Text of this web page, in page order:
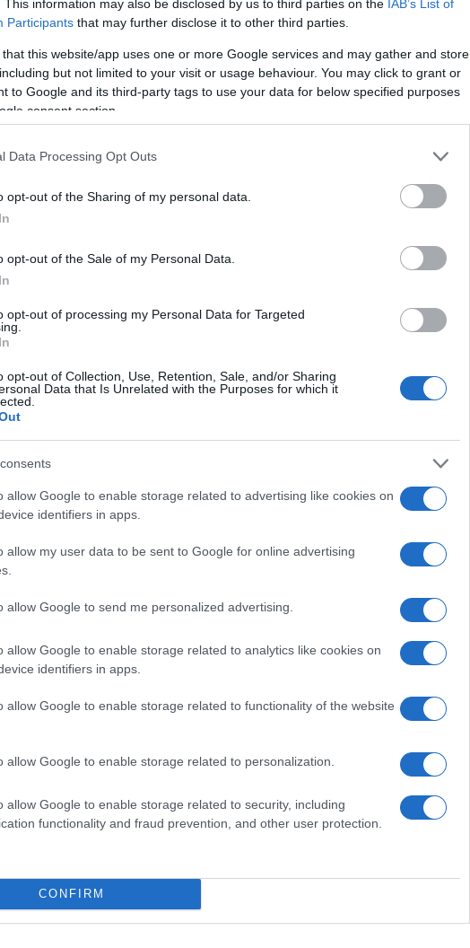
This information may also be disclosed by us to third parties on the IAB’s List of
Participants that may further disclose it to other third parties.
that this website/app uses one or more Google services and may gather and store
but not limited to your visit or usage behaviour. You may click to grant or
to Google and its third-party tags to use your data for below specified purposes
consent section.
Data Processing Opt Outs
opt-out of the Sharing of my personal data.
opt-out of the Sale of my Personal Data.
opt-out of processing my Personal Data for Targeted
opt-out of Collection, Use, Retention, Sale, and/or Sharing
Data that Is Unrelated with the Purposes for which it
allow Google to enable storage related to advertising like cookies on
identifiers in apps.
allow my user data to be sent to Google for online advertising
allow Google to send me personalized advertising.
allow Google to enable storage related to analytics like cookies on
identifiers in apps.
allow Google to enable storage related to functionality of the website
allow Google to enable storage related to personalization.
allow Google to enable storage related to security, including
functionality and fraud prevention, and other user protection.
CONFIRM
por la producción de esta película,
los viajes a través del Canal.
de San Pablo es la mayor iglesia de Gran
religiosos más importantes de la nación,
funerales de los jefes de Estado.